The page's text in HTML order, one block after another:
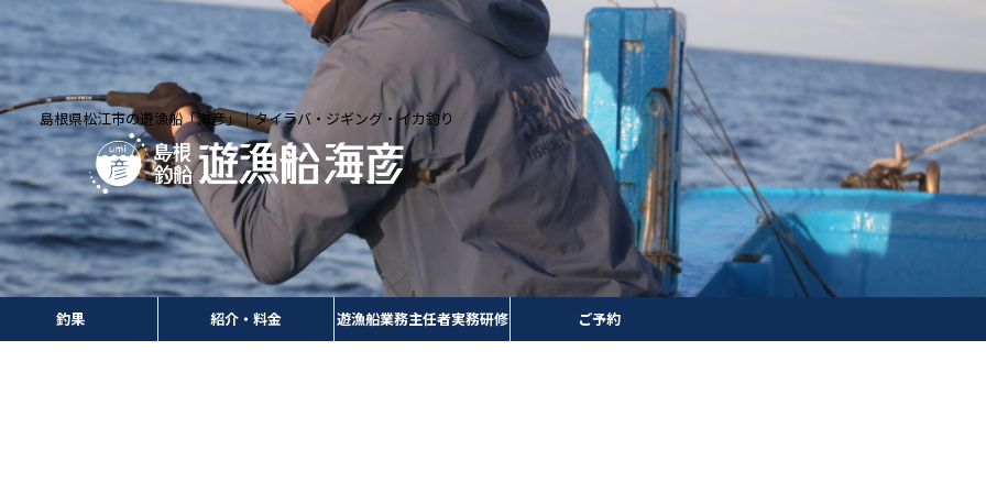
島根県松江市の遊漁船「海彦」｜タイラバ・ジギング・イカ釣り
釣果 紹介・料金 遊漁船業務主任者実務研修 ご予約